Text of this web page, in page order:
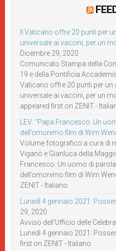
Il Vaticano offre 20 punti per
universale ai vaccini, per un
Dicembre 29, 2020
Comunicato Stampa della
19 e della Pontificia
Vaticano offre 20 punti per
universale ai vaccini, per un
appeared first on ZENIT -
LEV: “Papa Francesco. Un
dell’omonimo film di Wim
Volume fotografico a cura di
Viganò e Gianluca della
Francesco. Un uomo di
dell’omonimo film di Wim
ZENIT - Italiano.
Lunedì 4 gennaio 2021:
29, 2020
Avviso dell’Ufficio delle
Lunedì 4 gennaio 2021:
first on ZENIT - Italiano.